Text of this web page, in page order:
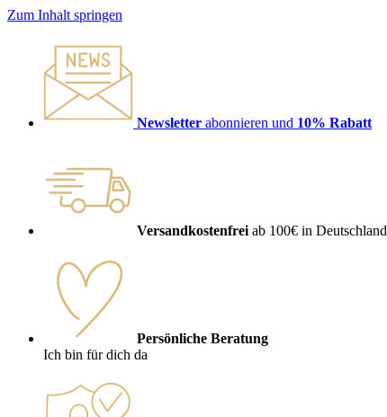
Zum Inhalt springen
Newsletter abonnieren und 10% Rabatt
Versandkostenfrei ab 100€ in Deutschland
Persönliche Beratung
Ich bin für dich da